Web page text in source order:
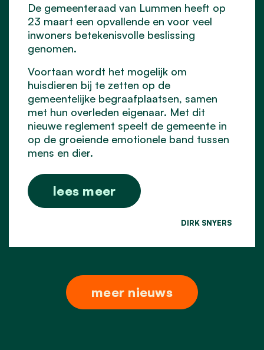
De gemeenteraad van Lummen heeft op
23 maart een opvallende en voor veel
inwoners betekenisvolle beslissing
genomen.
Voortaan wordt het mogelijk om
huisdieren bij te zetten op de
gemeentelijke begraafplaatsen, samen
met hun overleden eigenaar. Met dit
nieuwe reglement speelt de gemeente in
op de groeiende emotionele band tussen
mens en dier.
lees meer
DIRK SNYERS
meer nieuws